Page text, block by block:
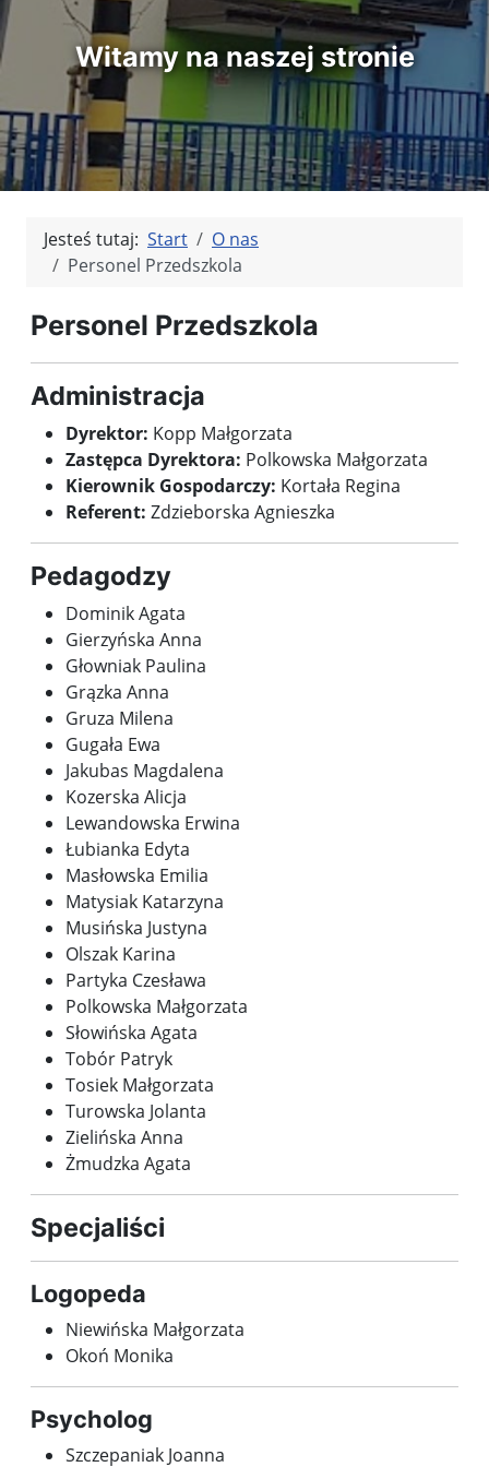
Witamy na naszej stronie
Jesteś tutaj: Start
O nas
Personel Przedszkola
Personel Przedszkola
Administracja
Dyrektor: Kopp Małgorzata
Zastępca Dyrektora: Polkowska Małgorzata
Kierownik Gospodarczy: Kortała Regina
Referent: Zdzieborska Agnieszka
Pedagodzy
Dominik Agata
Gierzyńska Anna
Głowniak Paulina
Grązka Anna
Gruza Milena
Gugała Ewa
Jakubas Magdalena
Kozerska Alicja
Lewandowska Erwina
Łubianka Edyta
Masłowska Emilia
Matysiak Katarzyna
Musińska Justyna
Olszak Karina
Partyka Czesława
Polkowska Małgorzata
Słowińska Agata
Tobór Patryk
Tosiek Małgorzata
Turowska Jolanta
Zielińska Anna
Żmudzka Agata
Specjaliści
Logopeda
Niewińska Małgorzata
Okoń Monika
Psycholog
Szczepaniak Joanna